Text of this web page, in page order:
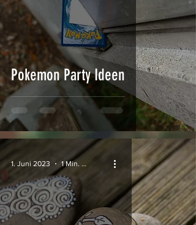
Pokemon Party Ideen
1. Juni 2023 1 Min. Lesezeit